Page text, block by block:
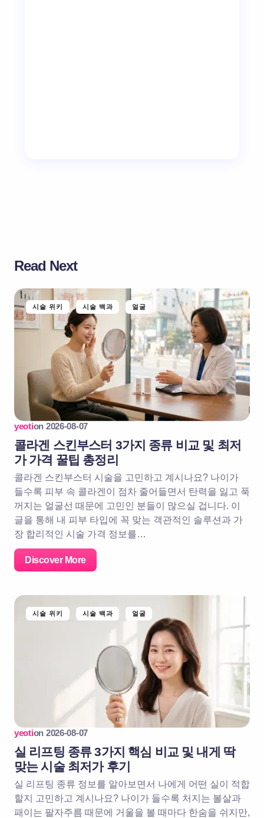
Read Next
시술 위키 시술 백과 얼굴
yeotion 2026-08-07
콜라겐 스킨부스터 3가지 종류 비교 및 최저
가 가격 꿀팁 총정리
콜라겐 스킨부스터 시술을 고민하고 계시나요? 나이가
들수록 피부 속 콜라겐이 점차 줄어들면서 탄력을 잃고 푹
꺼지는 얼굴선 때문에 고민인 분들이 많으실 겁니다. 이
글을 통해 내 피부 타입에 꼭 맞는 객관적인 솔루션과 가
장 합리적인 시술 가격 정보를…
Discover More
시술 위키 시술 백과 얼굴
yeotion 2026-08-07
실 리프팅 종류 3가지 핵심 비교 및 내게 딱
맞는 시술 최저가 후기
실 리프팅 종류 정보를 알아보면서 나에게 어떤 실이 적합
할지 고민하고 계시나요? 나이가 들수록 처지는 볼살과
패이는 팔자주름 때문에 거울을 볼 때마다 한숨을 쉬지만,